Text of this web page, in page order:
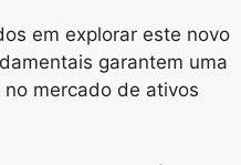
em explorar este novo
garantem uma
mercado de ativos